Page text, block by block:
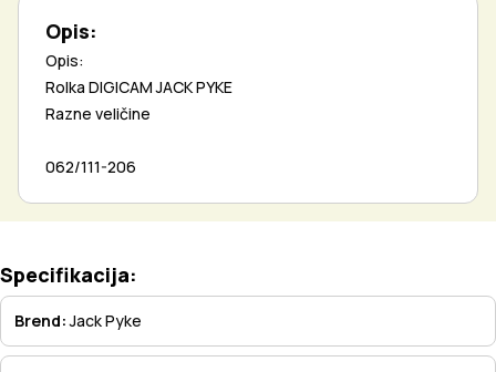
Opis:
Opis:
Rolka DIGICAM JACK PYKE
Razne veličine
062/111-206
Specifikacija:
Brend:Jack Pyke